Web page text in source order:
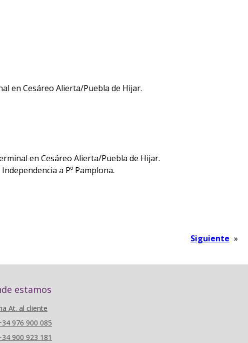
en Cesáreo Alierta/Puebla de Hijar.
en Cesáreo Alierta/Puebla de Hijar.
a Pº Pamplona.
Siguiente »
estamos
At. al cliente
976 900 085
900 923 181